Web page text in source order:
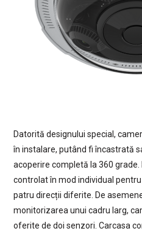
Datorită designului special,
în instalare, putând fi încastrată
acoperire completă la 360
controlat în mod individual
patru direcții diferite. De
monitorizarea unui cadru larg,
oferite de doi senzori. Carcasa